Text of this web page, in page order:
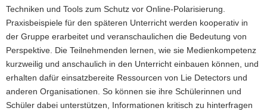
Techniken und Tools zum Schutz vor Online-Polarisierung.
Praxisbeispiele für den späteren Unterricht werden kooperativ in
der Gruppe erarbeitet und veranschaulichen die Bedeutung von
Perspektive. Die Teilnehmenden lernen, wie sie Medienkompetenz
kurzweilig und anschaulich in den Unterricht einbauen können, und
erhalten dafür einsatzbereite Ressourcen von Lie Detectors und
anderen Organisationen. So können sie ihre Schülerinnen und
Schüler dabei unterstützen, Informationen kritisch zu hinterfragen